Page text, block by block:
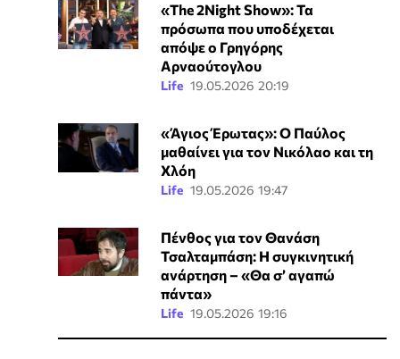
«The 2Night Show»: Τα
πρόσωπα που υποδέχεται
απόψε ο Γρηγόρης
Αρναούτογλου
Life 19.05.2026 20:19
«Άγιος Έρωτας»: Ο Παύλος
μαθαίνει για τον Νικόλαο και τη
Χλόη
Life 19.05.2026 19:47
Πένθος για τον Θανάση
Τσαλταμπάση: Η συγκινητική
ανάρτηση – «Θα σ’ αγαπώ
πάντα»
Life 19.05.2026 19:16